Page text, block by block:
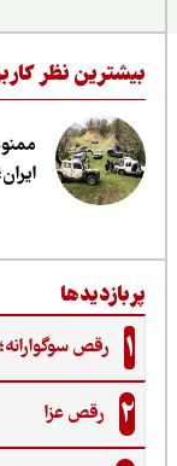
نظر کاربران
ممنوعیت
ایران؛
رقص سوگوارانه؛
رقص عزا